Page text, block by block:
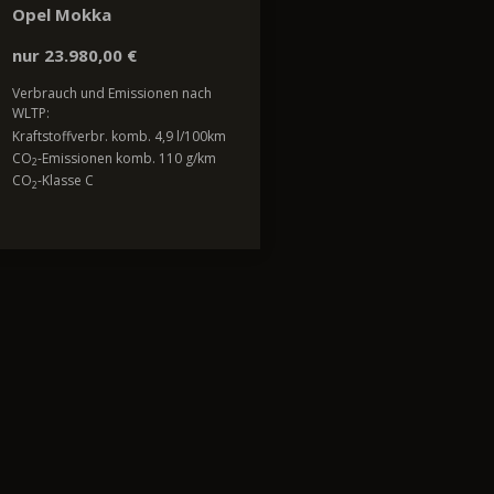
Opel Mokka
nur 23.980,00 €
Verbrauch und Emissionen nach
WLTP:
Kraftstoffverbr. komb. 4,9 l/100km
CO2-Emissionen komb. 110 g/km
CO2-Klasse C